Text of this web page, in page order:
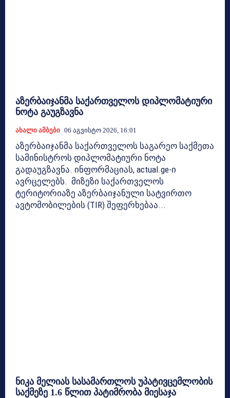
აზერბაიჯანმა საქართველოს დიპლომატიური
ნოტა გაუგზავნა
Ახალი Ამბები 06 Აგვისტო 2026, 16:01
აზერბაიჯანმა საქართველოს საგარეო საქმეთა
სამინისტროს დიპლომატიური ნოტა
გადაუგზავნა. ინფორმაციას, actual.ge-ი
ავრცელებს. მიზეზი საქართველოს
ტერიტორიაზე აზერბაიჯანული სატვირთო
ავტომობილების (TIR) შეფერხებაა...
ნიკა მელიას სასამართლოს უპატივცემლობის
საქმეზე 1.6 წლით პატიმრობა მიესაჯა